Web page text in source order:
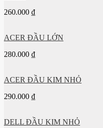
260.000 ₫
ACER ĐẦU LỚN
280.000 ₫
ACER ĐẦU KIM NHỎ
290.000 ₫
DELL ĐẦU KIM NHỎ